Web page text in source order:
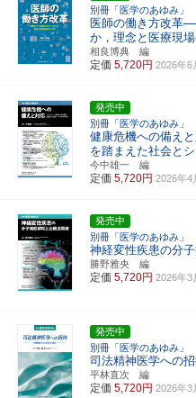
別冊「医学のあゆみ」
医師の働き方改革
か，理念と医療現
相良博典 編
定価 5,720円 2026年6
発売中
別冊「医学のあゆみ」
健康危機への備え
を踏まえた社会と
今中雄一 編
定価 5,720円 2026年4
発売中
別冊「医学のあゆみ」
神経変性疾患の分
勝野雅央 編
定価 5,720円 2026年3
発売中
別冊「医学のあゆみ」
司法精神医学への
平林直次 編
定価 5,720円 2026年3